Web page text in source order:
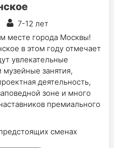
7-12 лет
месте города Москвы!
в этом году отмечает
увлекательные
музейные занятия,
деятельность,
зоне и много
премиального
сменах